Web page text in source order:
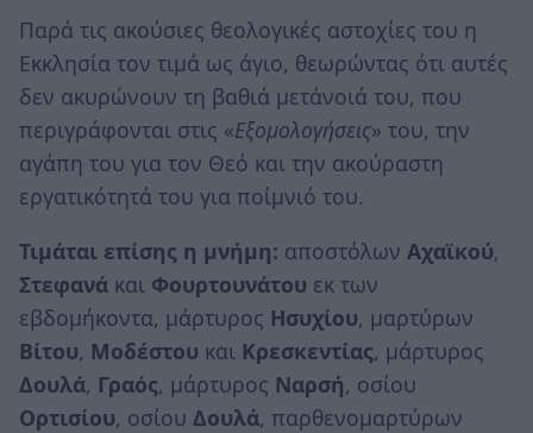
Παρά τις ακούσιες θεολογικές αστοχίες του η
Εκκλησία τον τιμά ως άγιο, θεωρώντας ότι αυτές
δεν ακυρώνουν τη βαθιά μετάνοιά του, που
περιγράφονται στις «Εξομολογήσεις» του, την
αγάπη του για τον Θεό και την ακούραστη
εργατικότητά του για ποίμνιό του.
Τιμάται επίσης η μνήμη: αποστόλων Αχαϊκού,
Στεφανά και Φουρτουνάτου εκ των
εβδομήκοντα, μάρτυρος Ησυχίου, μαρτύρων
Βίτου, Μοδέστου και Κρεσκεντίας, μάρτυρος
Δουλά, Γραός, μάρτυρος Ναρσή, οσίου
Ορτισίου, οσίου Δουλά, παρθενομαρτύρων